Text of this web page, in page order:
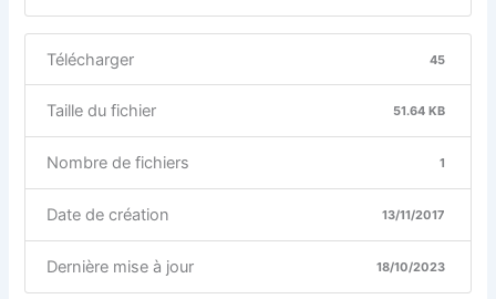
Télécharger 45
Taille du fichier 51.64 KB
Nombre de fichiers 1
Date de création 13/11/2017
Dernière mise à jour 18/10/2023